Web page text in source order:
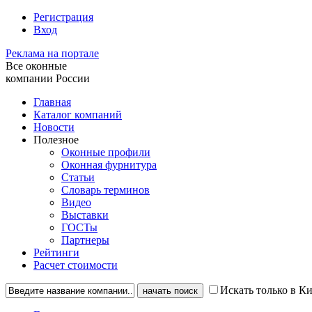
Регистрация
Вход
Реклама на портале
Все оконные
компании России
Главная
Каталог компаний
Новости
Полезное
Оконные профили
Оконная фурнитура
Статьи
Словарь терминов
Видео
Выставки
ГОСТы
Партнеры
Рейтинги
Расчет стоимости
Искать только в